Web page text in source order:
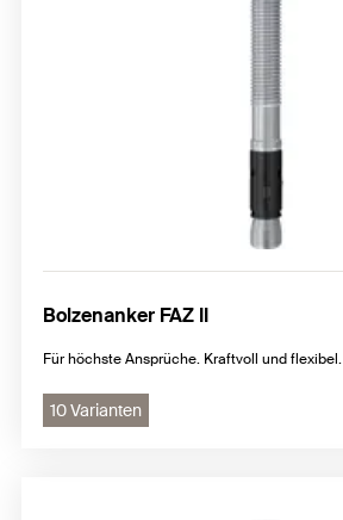
Bolzenanker FAZ II
Für höchste Ansprüche. Kraftvoll und flexibel.
10 Varianten